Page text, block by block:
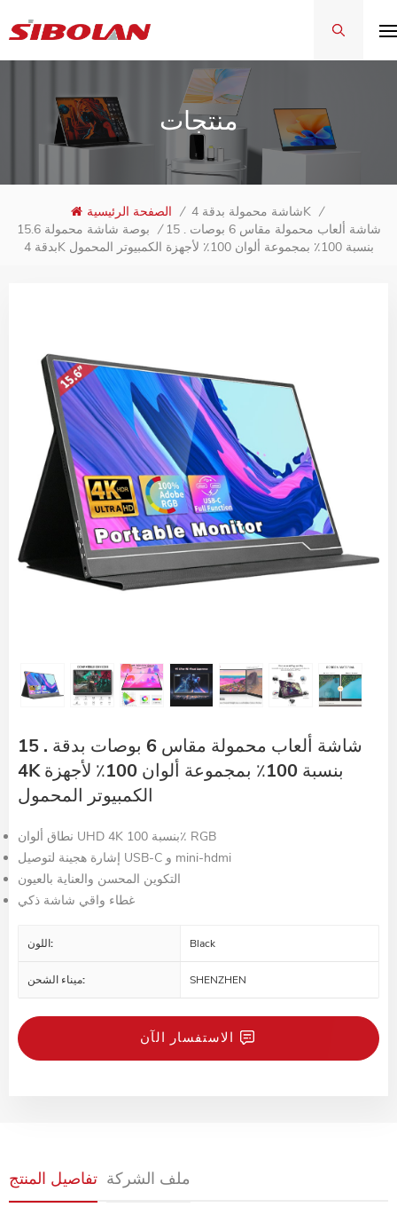
منتجات
الصفحة الرئيسية / شاشة محمولة بدقة 4K /
15.6 بوصة شاشة محمولة / 15 . شاشة ألعاب محمولة مقاس 6 بوصات
بدقة 4K بنسبة 100٪ بمجموعة ألوان 100٪ لأجهزة الكمبيوتر المحمول
15 . شاشة ألعاب محمولة مقاس 6 بوصات بدقة
4K بنسبة 100٪ بمجموعة ألوان 100٪ لأجهزة
الكمبيوتر المحمول
نطاق ألوان UHD 4K بنسبة 100٪ RGB
إشارة هجينة لتوصيل USB-C و mini-hdmi
التكوين المحسن والعناية بالعيون
غطاء واقي شاشة ذكي
اللون: Black
ميناء الشحن: SHENZHEN
الاستفسار الآن
تفاصيل المنتج ملف الشركة